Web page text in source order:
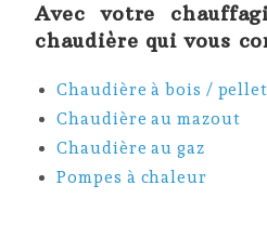
Avec votre
chaudière qui vous
Chaudière à bois / pellet
Chaudière au mazout
Chaudière au gaz
Pompes à chaleur